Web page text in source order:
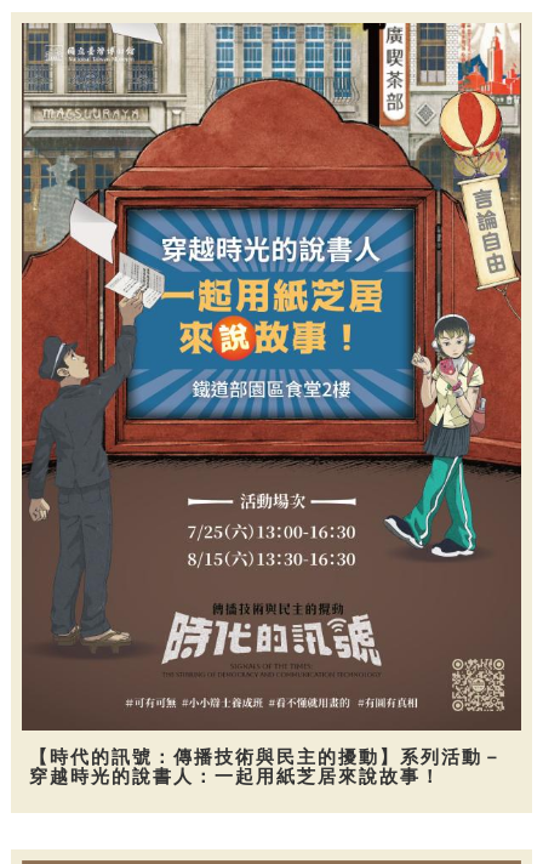
【時代的訊號：傳播技術與民主的擾動】系列活動－
穿越時光的說書人：一起用紙芝居來說故事！